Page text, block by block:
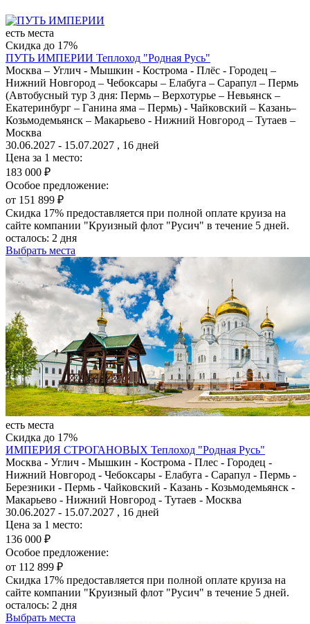
есть места
Скидка до 17%
ПУТЬ ИМПЕРИИ Теплоход "Родная Русь"
Москва – Углич - Мышкин - Кострома - Плёс - Городец –
Нижний Новгород – Чебоксары – Елабуга – Сарапул – Пермь
(Автобусный тур 3 дня: Пермь – Верхотурье – Невьянск –
Екатеринбург – Ганина яма – Пермь) - Чайковский – Казань–
Козьмодемьянск – Макарьево - Нижний Новгород – Тутаев –
Москва
30.06.2027 - 15.07.2027 , 16 дней
Цена за 1 место:
183 000 ₽
Особое предложение:
от 151 899 ₽
Скидка 17% предоставляется при полной оплате круиза на
сайте компании "Круизный флот "Русич" в течение 5 дней.
осталось: 2 дня
Выбрать места
есть места
Скидка до 17%
ИМПЕРИЯ СТРОГАНОВЫХ Теплоход "Родная Русь"
Москва - Углич - Мышкин - Кострома - Плес - Городец -
Нижний Новгород - Чебоксары - Елабуга - Сарапул - Пермь -
Березники - Пермь - Чайковский - Казань - Козьмодемьянск -
Макарьево - Нижний Новгород - Тутаев - Москва
30.06.2027 - 15.07.2027 , 16 дней
Цена за 1 место:
136 000 ₽
Особое предложение:
от 112 899 ₽
Скидка 17% предоставляется при полной оплате круиза на
сайте компании "Круизный флот "Русич" в течение 5 дней.
осталось: 2 дня
Выбрать места